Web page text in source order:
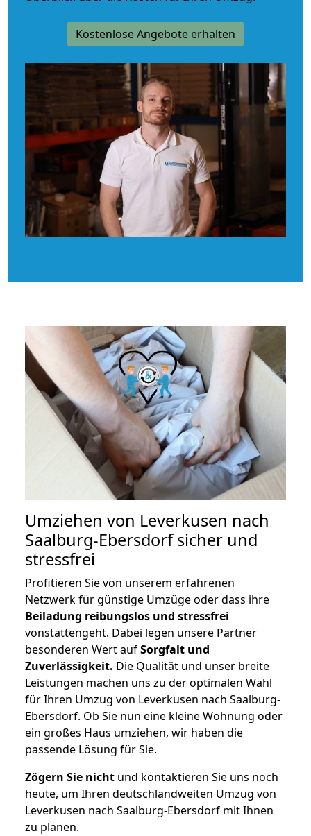
Kostenlose Angebote erhalten
Umziehen von Leverkusen nach
Saalburg-Ebersdorfsicher und
stressfrei
Profitieren Sie von unserem erfahrenen
Netzwerk für günstige Umzüge oder dass ihre
Beiladung reibungslos und stressfrei
vonstattengeht. Dabei legen unsere Partner
besonderen Wert aufSorgfalt und
Zuverlässigkeit. Die Qualität und unser breite
Leistungen machen uns zu der optimalen Wahl
für Ihren Umzug von Leverkusen nach Saalburg-
Ebersdorf. Ob Sie nun eine kleine Wohnung oder
ein großes Haus umziehen, wir haben die
passende Lösung für Sie.
Zögern Sie nicht und kontaktieren Sie uns noch
heute, um Ihren deutschlandweiten Umzug von
Leverkusen nach Saalburg-Ebersdorf mit Ihnen
zu planen.